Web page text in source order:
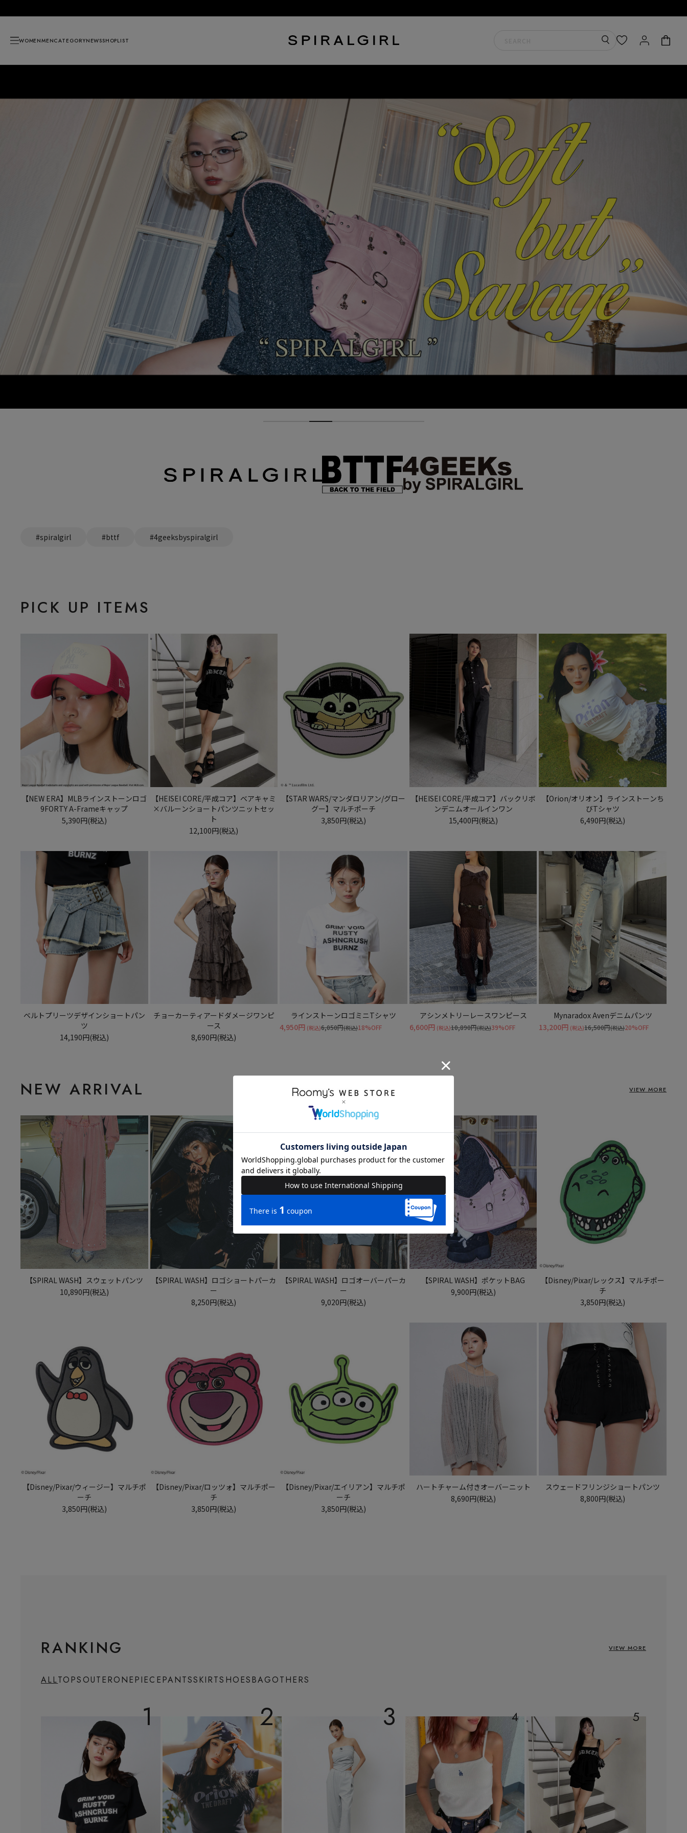
WOMENMENCATEGORYNEWSSHOPLIST
#spiralgirl #bttf #4geeksbyspiralgirl
PICK UP ITEMS
【NEW ERA】MLBラインストーンロゴ
9FORTY A-Frameキャップ
5,390円(税込)
【HEISEI CORE/平成コア】ベアキャミ
×バルーンショートパンツニットセッ
ト
12,100円(税込)
【STAR WARS/マンダロリアン/グロー
グー】マルチポーチ
3,850円(税込)
【HEISEI CORE/平成コア】バックリボ
ンデニムオールインワン
15,400円(税込)
【Orion/オリオン】ラインストーンち
びTシャツ
6,490円(税込)
ベルトプリーツデザインショートパン
ツ
14,190円(税込)
チョーカーティアードダメージワンピ
ース
8,690円(税込)
ラインストーンロゴミニTシャツ
4,950円 (税込)6,050円(税込)18%OFF
アシンメトリーレースワンピース
6,600円 (税込)10,890円(税込)39%OFF
Mynaradox Avenデニムパンツ
13,200円 (税込)16,500円(税込)20%OFF
NEW ARRIVAL VIEW MORE
【SPIRAL WASH】スウェットパンツ
10,890円(税込)
【SPIRAL WASH】ロゴショートパーカ
ー
8,250円(税込)
【SPIRAL WASH】ロゴオーバーパーカ
ー
9,020円(税込)
【SPIRAL WASH】ポケットBAG
9,900円(税込)
【Disney/Pixar/レックス】マルチポー
チ
3,850円(税込)
【Disney/Pixar/ウィージー】マルチポ
ーチ
3,850円(税込)
【Disney/Pixar/ロッツォ】マルチポー
チ
3,850円(税込)
【Disney/Pixar/エイリアン】マルチポ
ーチ
3,850円(税込)
ハートチャーム付きオーバーニット
8,690円(税込)
スウェードフリンジショートパンツ
8,800円(税込)
RANKING VIEW MORE
ALLTOPS OUTERONEPIECEPANTSSKIRTSHOESBAGOTHERS
1 2 3 4 5